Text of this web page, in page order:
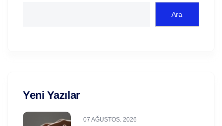
Ara
Yeni Yazılar
07 AĞUSTOS. 2026